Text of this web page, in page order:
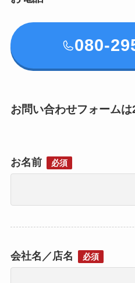
080-
お問い合わせフォーム
お名前 必須
会社名／店名 必須